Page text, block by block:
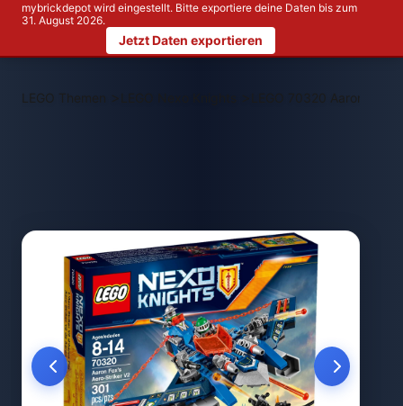
mybrickdepot wird eingestellt. Bitte exportiere deine Daten bis zum
31. August 2026.
Jetzt Daten exportieren
LEGO Themen > LEGO 70320 Aaron